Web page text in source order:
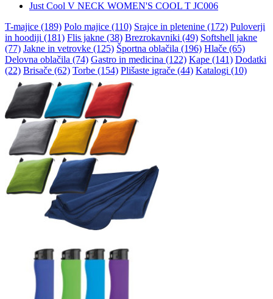
Just Cool V NECK WOMEN'S COOL T JC006
T-majice (189) Polo majice (110) Srajce in pletenine (172) Puloverji
in hoodiji (181) Flis jakne (38) Brezrokavniki (49) Softshell jakne
(77) Jakne in vetrovke (125) Športna oblačila (196) Hlače (65)
Delovna oblačila (74) Gastro in medicina (122) Kape (141) Dodatki
(22) Brisače (62) Torbe (154) Plišaste igrače (44) Katalogi (10)